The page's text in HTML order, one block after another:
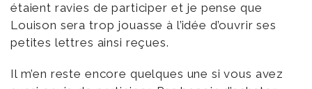
étaient ravies de participer et je pense que
Louison sera trop jouasse à l’idée d’ouvrir ses
petites lettres ainsi reçues.
Il m’en reste encore quelques une si vous avez